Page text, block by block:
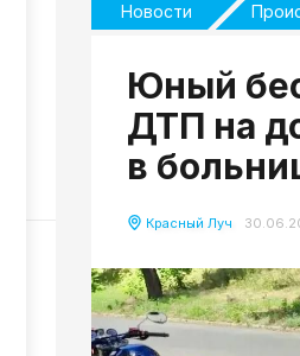
Новости
Юный
ДТП на
в
Красный Луч